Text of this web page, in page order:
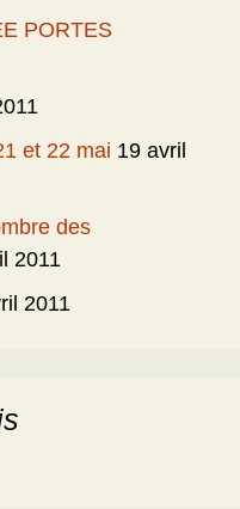
PORTES
et 22 mai 19 avril
des
2011
2011